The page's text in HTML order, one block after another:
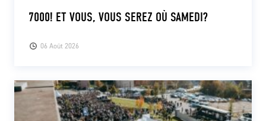
PRESSE ET MEDIAS
06 Août 2026
7000! ET VOUS, VOUS SEREZ OÙ SAMEDI?